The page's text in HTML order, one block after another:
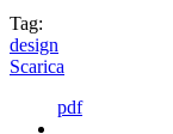
Tag:
design
Scarica
pdf